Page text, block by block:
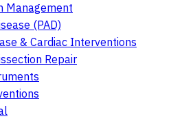
Management
(PAD)
& Cardiac Interventions
Repair